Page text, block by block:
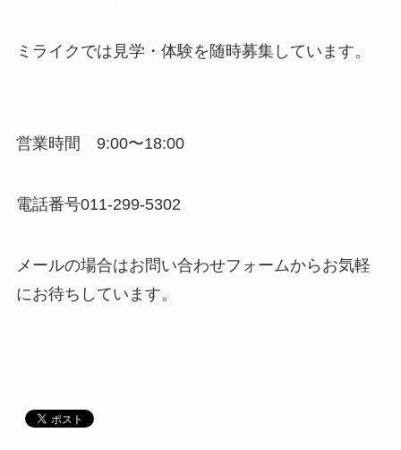
ミライクでは見学・体験を随時募集しています。
営業時間 9:00〜18:00
電話番号011-299-5302
メールの場合はお問い合わせフォームからお気軽
にお待ちしています。